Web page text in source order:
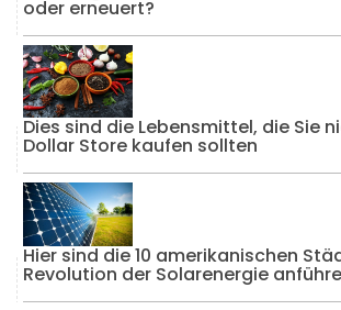
oder erneuert?
Dies sind die Lebensmittel, die Sie
Dollar Store kaufen sollten
Hier sind die 10 amerikanischen
Revolution der Solarenergie